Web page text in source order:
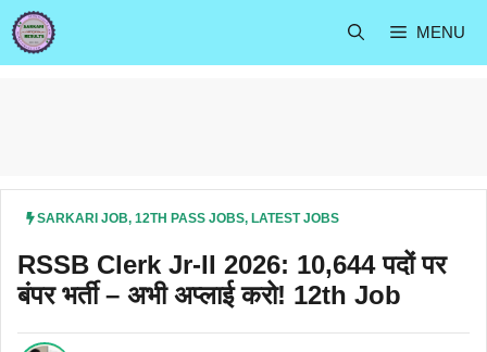
Skip
to
content
MENU
SARKARI JOB, 12TH PASS JOBS, LATEST JOBS
RSSB Clerk Jr-II 2026: 10,644 पदों पर
बंपर भर्ती – अभी अप्लाई करो! 12th Job